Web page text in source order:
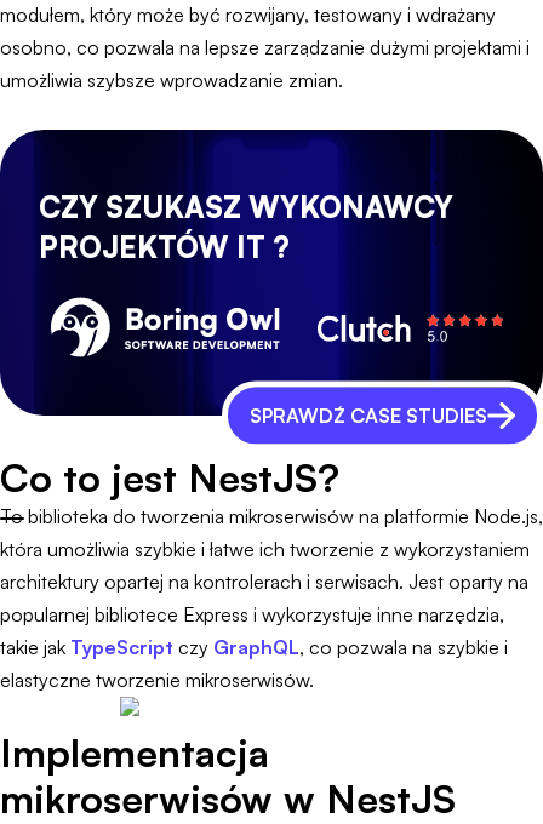
modułem, który może być rozwijany, testowany i wdrażany
osobno, co pozwala na lepsze zarządzanie dużymi projektami i
umożliwia szybsze wprowadzanie zmian.
CZY SZUKASZ WYKONAWCY
PROJEKTÓW IT ?
SPRAWDŹ CASE STUDIES
Co to jest NestJS?
To biblioteka do tworzenia mikroserwisów na platformie Node.js,
która umożliwia szybkie i łatwe ich tworzenie z wykorzystaniem
architektury opartej na kontrolerach i serwisach. Jest oparty na
popularnej bibliotece Express i wykorzystuje inne narzędzia,
takie jak TypeScript czy GraphQL, co pozwala na szybkie i
elastyczne tworzenie mikroserwisów.
Implementacja
mikroserwisów w NestJS